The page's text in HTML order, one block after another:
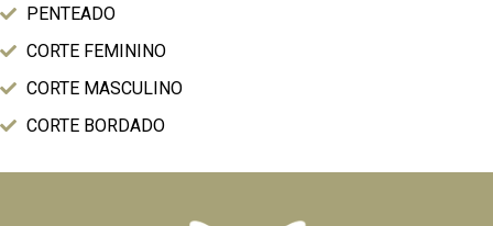
PENTEADO
CORTE FEMININO
CORTE MASCULINO
CORTE BORDADO